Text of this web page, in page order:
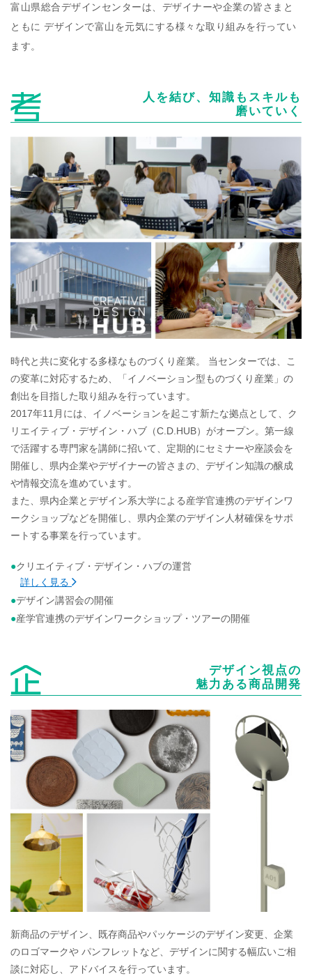
富山県総合デザインセンターは、デザイナーや企業の皆さまと
ともに デザインで富山を元気にする様々な取り組みを行ってい
ます。
人を結び、知識もスキルも
磨いていく
時代と共に変化する多様なものづくり産業。 当センターでは、こ
の変革に対応するため、「イノベーション型ものづくり産業」の
創出を目指した取り組みを行っています。
2017年11月には、イノベーションを起こす新たな拠点として、ク
リエイティブ・デザイン・ハブ（C.D.HUB）がオープン。第一線
で活躍する専門家を講師に招いて、定期的にセミナーや座談会を
開催し、県内企業やデザイナーの皆さまの、デザイン知識の醸成
や情報交流を進めています。
また、県内企業とデザイン系大学による産学官連携のデザインワ
ークショップなどを開催し、県内企業のデザイン人材確保をサポ
ートする事業を行っています。
クリエイティブ・デザイン・ハブの運営
詳しく見る
デザイン講習会の開催
産学官連携のデザインワークショップ・ツアーの開催
デザイン視点の
魅力ある商品開発
新商品のデザイン、既存商品やパッケージのデザイン変更、企業
のロゴマークや パンフレットなど、デザインに関する幅広いご相
談に対応し、アドバイスを行っています。